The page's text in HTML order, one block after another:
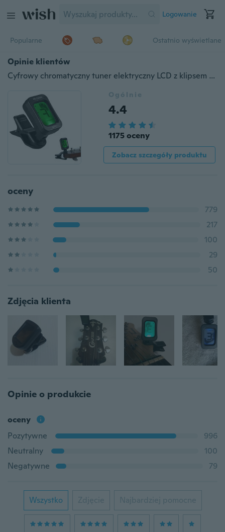
Logowanie
Popularne Ostatnio wyświetlane
Opinie klientów
Cyfrowy chromatyczny tuner elektryczny LCD z klipsem do basu, gitary, ukulele, skrzypiec
Ogólnie
4.4
1175 oceny
Zobacz szczegóły produktu
oceny
779
217
100
29
50
Zdjęcia klienta
Opinie o produkcie
oceny
Pozytywne
996
Neutralny
100
Negatywne
79
Wszystko Zdjęcie Najbardziej pomocne